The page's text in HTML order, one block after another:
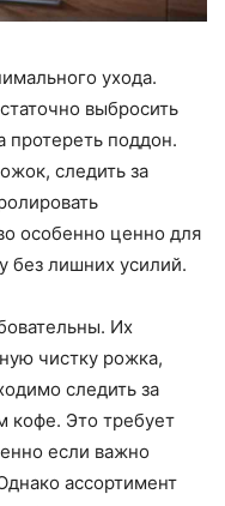
ухода.
выбросить
протереть поддон.
следить за
особенно ценно для
без лишних усилий.
Их
чистку рожка,
следить за
кофе. Это требует
если важно
ассортимент